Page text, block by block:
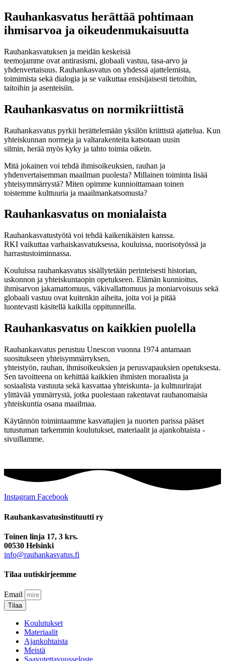
Rauhankasvatus herättää pohtimaan
ihmisarvoa ja oikeudenmukaisuutta
Rauhankasvatuksen ja meidän keskeisiä
teemojamme ovat antirasismi, globaali vastuu, tasa-arvo ja
yhdenvertaisuus. Rauhankasvatus on yhdessä ajattelemista,
toimimista sekä dialogia ja se vaikuttaa ensisijaisesti tietoihin,
taitoihin ja asenteisiin.
Rauhankasvatus on normikriittistä
Rauhankasvatus pyrkii herättelemään yksilön kriittistä ajattelua. Kun
yhteiskunnan normeja ja valtarakenteita katsotaan uusin
silmin, herää myös kyky ja tahto toimia oikein.
Mitä jokainen voi tehdä ihmisoikeuksien, rauhan ja
yhdenvertaisemman maailman puolesta? Millainen toiminta lisää
yhteisymmärrystä? Miten opimme kunnioittamaan toinen
toistemme kulttuuria ja maailmankatsomusta?
Rauhankasvatus on monialaista
Rauhankasvatustyötä voi tehdä kaikenikäisten kanssa.
RKI vaikuttaa varhaiskasvatuksessa, kouluissa, nuorisotyössä ja
harrastustoiminnassa.
Kouluissa rauhankasvatus sisällytetään perinteisesti historian,
uskonnon ja yhteiskuntaopin opetukseen. Elämän kunnioitus,
ihmisarvon jakamattomuus, väkivallattomuus ja moniarvoisuus sekä
globaali vastuu ovat kuitenkin aiheita, joita voi ja pitää
luontevasti käsitellä kaikilla oppitunneilla.
Rauhankasvatus on kaikkien puolella
Rauhankasvatus perustuu Unescon vuonna 1974 antamaan
suositukseen yhteisymmärryksen,
yhteistyön, rauhan, ihmisoikeuksien ja perusvapauksien opetuksesta.
Sen tavoitteena on kehittää kaikkien ihmisten moraalista ja
sosiaalista vastuuta sekä kasvattaa yhteiskunta- ja kulttuurirajat
ylittävää ymmärrystä, jotka puolestaan rakentavat rauhanomaisia
yhteiskuntia osana maailmaa.
Käytännön toimintaamme kasvattajien ja nuorten parissa pääset
tutustuman tarkemmin koulutukset, materiaalit ja ajankohtaista -
sivuillamme.
Instagram Facebook
Rauhankasvatus­instituutti ry
Toinen linja 17, 3 krs.
00530 Helsinki
info@rauhankasvatus.fi
Tilaa uutiskirjeemme
Email
Tilaa
Koulutukset
Materiaalit
Ajankohtaista
Meistä